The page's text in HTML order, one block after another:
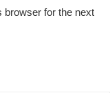
browser for the next